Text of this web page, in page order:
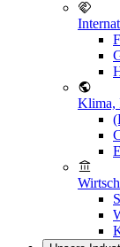
Klima,